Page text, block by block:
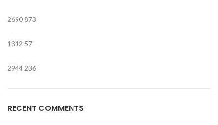
2690873
1312 57
2944 236
RECENT COMMENTS